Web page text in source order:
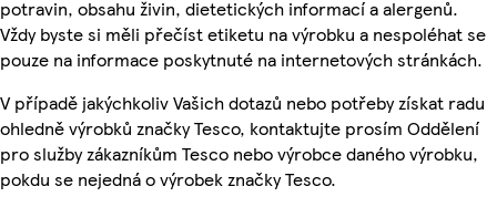
potravin, obsahu živin, dietetických informací a alergenů.
Vždy byste si měli přečíst etiketu na výrobku a nespoléhat se
pouze na informace poskytnuté na internetových stránkách.
V případě jakýchkoliv Vašich dotazů nebo potřeby získat radu
ohledně výrobků značky Tesco, kontaktujte prosím Oddělení
pro služby zákazníkům Tesco nebo výrobce daného výrobku,
pokdu se nejedná o výrobek značky Tesco.